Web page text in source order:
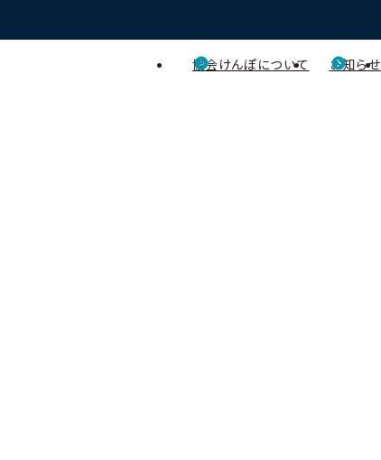
協会けんぽについて お知らせ